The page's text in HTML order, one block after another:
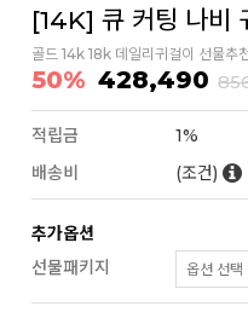
[14K] 큐 커팅 나비
골드 14k 18k 데일리귀걸이 선물추
50% 428,490
적립금
1%
배송비
(조건)
추가옵션
선물패키지